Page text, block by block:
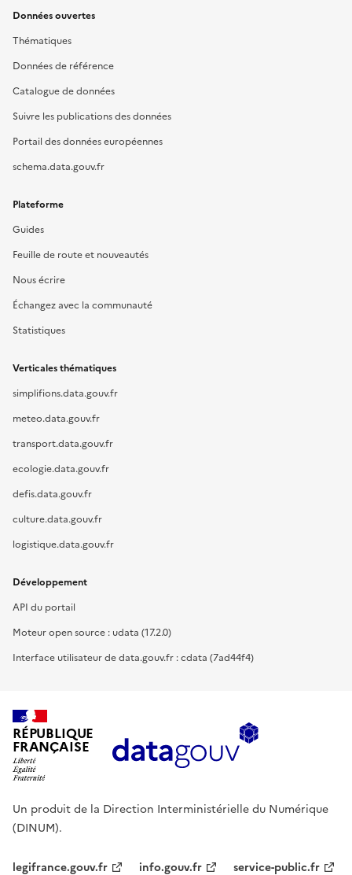
Données ouvertes
Thématiques
Données de référence
Catalogue de données
Suivre les publications des données
Portail des données européennes
schema.data.gouv.fr
Plateforme
Guides
Feuille de route et nouveautés
Nous écrire
Échangez avec la communauté
Statistiques
Verticales thématiques
simplifions.data.gouv.fr
meteo.data.gouv.fr
transport.data.gouv.fr
ecologie.data.gouv.fr
defis.data.gouv.fr
culture.data.gouv.fr
logistique.data.gouv.fr
Développement
API du portail
Moteur open source : udata (17.2.0)
Interface utilisateur de data.gouv.fr : cdata (7ad44f4)
RÉPUBLIQUE
FRANÇAISE
Un produit de la Direction Interministérielle du Numérique
(DINUM).
legifrance.gouv.fr info.gouv.fr service-public.fr